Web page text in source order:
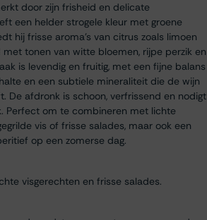
door zijn frisheid en delicate
een helder strogele kleur met groene
hij frisse aroma’s van citrus zoals limoen
met tonen van witte bloemen, rijpe perzik en
is levendig en fruitig, met een fijne balans
en een subtiele mineraliteit die de wijn
De afdronk is schoon, verfrissend en nodigt
Perfect om te combineren met lichte
vis of frisse salades, maar ook een
op een zomerse dag.
visgerechten en frisse salades.